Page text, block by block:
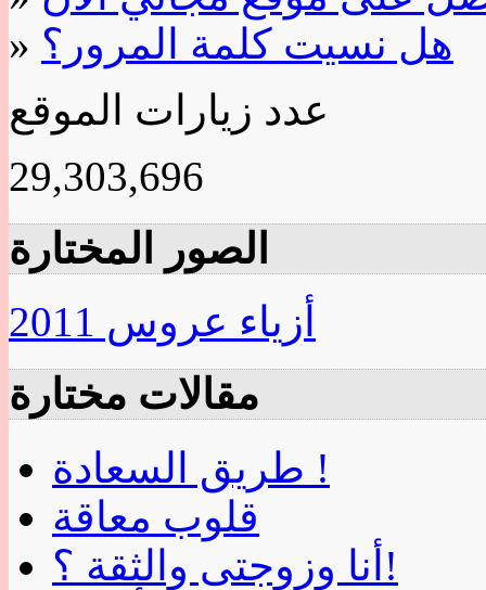
» هل نسيت كلمة المرور؟
عدد زيارات الموقع
29,303,696
الصور المختارة
أزياء عروس 2011
مقالات مختارة
طريق السعادة !
قلوب معاقة
أنا وزوجتى والثقة ؟!